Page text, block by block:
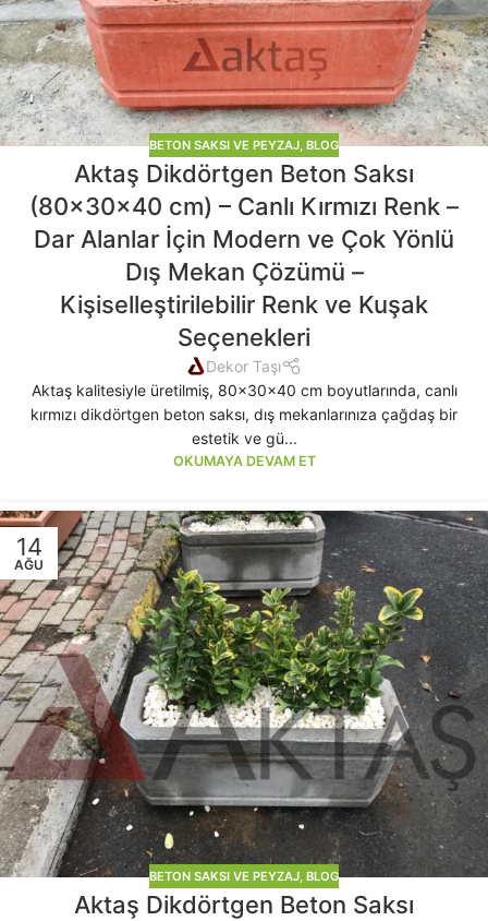
BETON SAKSI VE PEYZAJ, BLOG
Aktaş Dikdörtgen Beton Saksı
(80x30x40 cm) – Canlı Kırmızı Renk –
Dar Alanlar İçin Modern ve Çok Yönlü
Dış Mekan Çözümü –
Kişiselleştirilebilir Renk ve Kuşak
Seçenekleri
Dekor Taşı
Aktaş kalitesiyle üretilmiş, 80x30x40 cm boyutlarında, canlı
kırmızı dikdörtgen beton saksı, dış mekanlarınıza çağdaş bir
estetik ve gü...
OKUMAYA DEVAM ET
14
AĞU
BETON SAKSI VE PEYZAJ, BLOG
Aktaş Dikdörtgen Beton Saksı